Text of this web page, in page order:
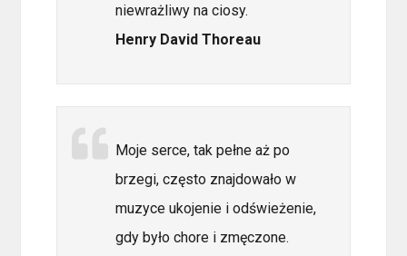
niewrażliwy na ciosy.
Henry David Thoreau
Moje serce, tak pełne aż po
brzegi, często znajdowało w
muzyce ukojenie i odświeżenie,
gdy było chore i zmęczone.